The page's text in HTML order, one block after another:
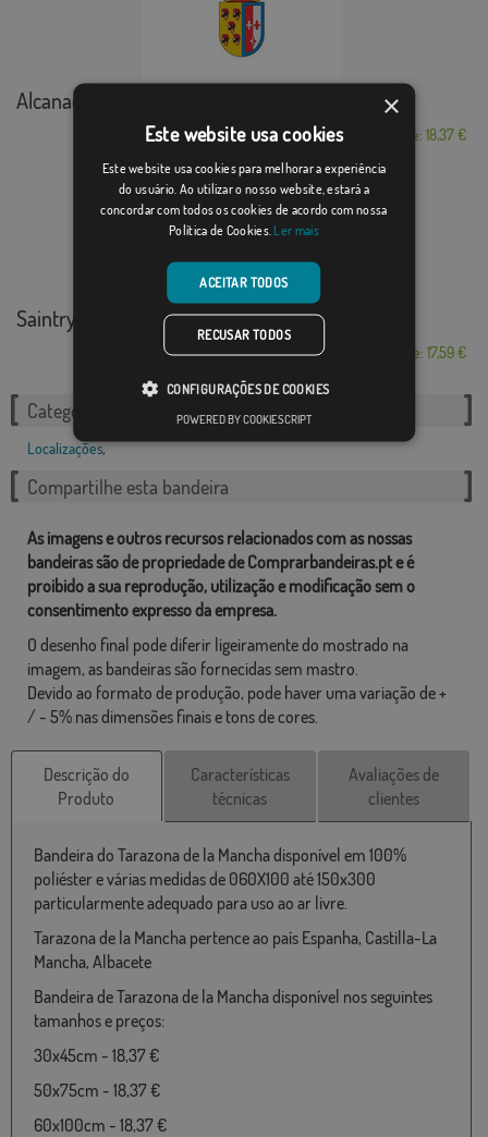
Alcanadre
Desde: 18,37 €
Saintry-sur-Seine
Desde: 17,59 €
Categorias relacionadas:
Localizações,
Compartilhe esta bandeira
As imagens e outros recursos relacionados com as nossas
bandeiras são de propriedade de Comprarbandeiras.pt e é
proibido a sua reprodução, utilização e modificação sem o
consentimento expresso da empresa.
O desenho final pode diferir ligeiramente do mostrado na
imagem, as bandeiras são fornecidas sem mastro.
Devido ao formato de produção, pode haver uma variação de +
/ - 5% nas dimensões finais e tons de cores.
Descrição do
Produto
Características
técnicas
Avaliações de
clientes
Bandeira do Tarazona de la Mancha disponível em 100%
poliéster e várias medidas de 060X100 até 150x300
particularmente adequado para uso ao ar livre.
Tarazona de la Mancha pertence ao país Espanha, Castilla-La
Mancha, Albacete
Bandeira de Tarazona de la Mancha disponível nos seguintes
tamanhos e preços:
30x45cm - 18,37 €
50x75cm - 18,37 €
60x100cm - 18,37 €
×
Este website usa cookies
Este website usa cookies para melhorar a experiência
do usuário. Ao utilizar o nosso website, estará a
concordar com todos os cookies de acordo com nossa
Política de Cookies. Ler mais
ACEITAR TODOS
RECUSAR TODOS
CONFIGURAÇÕES DE COOKIES
POWERED BY COOKIESCRIPT